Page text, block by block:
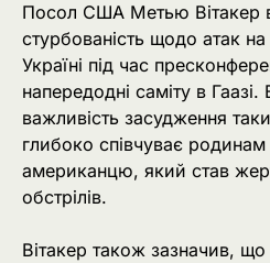
Посол США Метью Вітакер
стурбованість щодо атак на
Україні під час
напередодні саміту в Гаазі.
важливість засудження
глибоко співчуває
американцю, який став
обстрілів.
Вітакер також зазначив,